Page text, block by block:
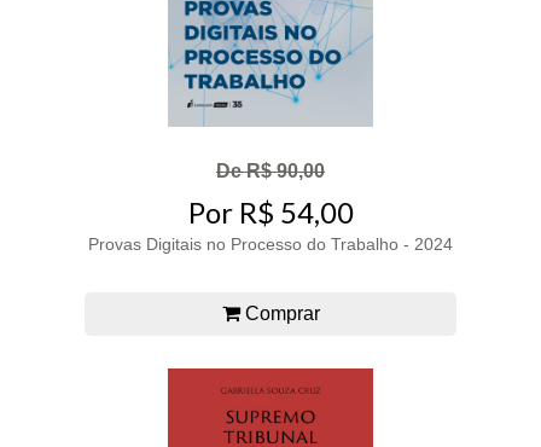
De R$ 90,00
Por R$ 54,00
Provas Digitais no Processo do Trabalho - 2024
Comprar